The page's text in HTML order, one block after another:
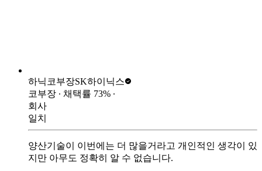
하닉코부장SK하이닉스
코부장 ∙ 채택률 73% ∙
회사
일치
양산기술이 이번에는 더 많을거라고 개인적인 생각이 있
지만 아무도 정확히 알 수 없습니다.